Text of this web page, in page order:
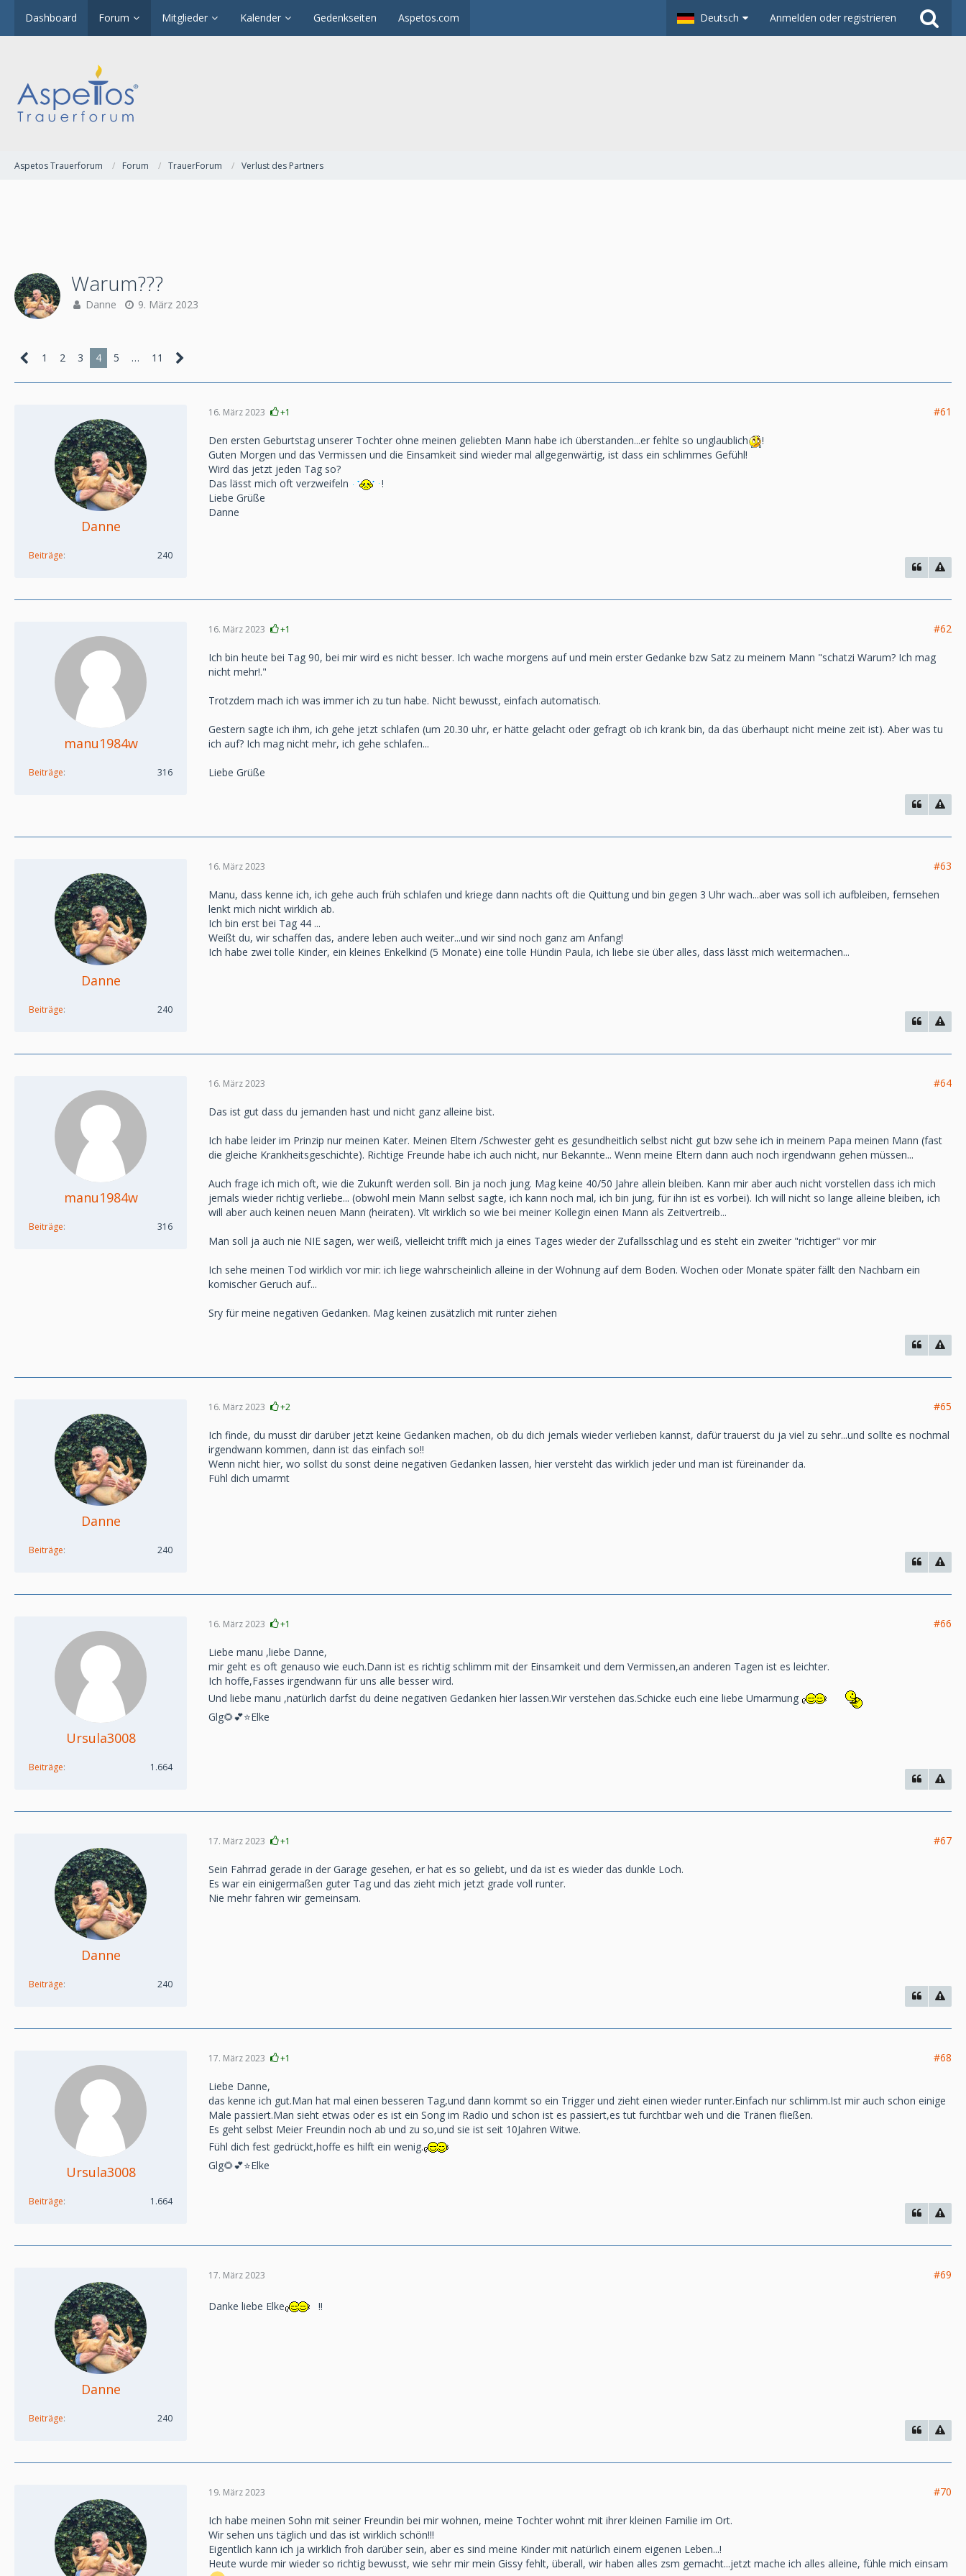
Dashboard Forum Mitglieder Kalender Gedenkseiten Aspetos.com Deutsch Anmelden oder registrieren
Aspetos Trauerforum Forum TrauerForum Verlust des Partners
Warum???
Danne 9. März 2023
1 2 3 4 5 … 11
Danne
Beiträge 240
16. März 2023 +1 #61
Den ersten Geburtstag unserer Tochter ohne meinen geliebten Mann habe ich überstanden...er fehlte so unglaublich
!
Guten Morgen und das Vermissen und die Einsamkeit sind wieder mal allgegenwärtig, ist dass ein schlimmes Gefühl!
Wird das jetzt jeden Tag so?
Das lässt mich oft verzweifeln
!
Liebe Grüße
Danne
manu1984w
Beiträge 316
16. März 2023 +1 #62
Ich bin heute bei Tag 90, bei mir wird es nicht besser. Ich wache morgens auf und mein erster Gedanke bzw Satz zu meinem Mann "schatzi Warum? Ich mag
nicht mehr!."
Trotzdem mach ich was immer ich zu tun habe. Nicht bewusst, einfach automatisch.
Gestern sagte ich ihm, ich gehe jetzt schlafen (um 20.30 uhr, er hätte gelacht oder gefragt ob ich krank bin, da das überhaupt nicht meine zeit ist). Aber was tu
ich auf? Ich mag nicht mehr, ich gehe schlafen...
Liebe Grüße
Danne
Beiträge 240
16. März 2023 #63
Manu, dass kenne ich, ich gehe auch früh schlafen und kriege dann nachts oft die Quittung und bin gegen 3 Uhr wach...aber was soll ich aufbleiben, fernsehen
lenkt mich nicht wirklich ab.
Ich bin erst bei Tag 44 ...
Weißt du, wir schaffen das, andere leben auch weiter...und wir sind noch ganz am Anfang!
Ich habe zwei tolle Kinder, ein kleines Enkelkind (5 Monate) eine tolle Hündin Paula, ich liebe sie über alles, dass lässt mich weitermachen...
manu1984w
Beiträge 316
16. März 2023 #64
Das ist gut dass du jemanden hast und nicht ganz alleine bist.
Ich habe leider im Prinzip nur meinen Kater. Meinen Eltern /Schwester geht es gesundheitlich selbst nicht gut bzw sehe ich in meinem Papa meinen Mann (fast
die gleiche Krankheitsgeschichte). Richtige Freunde habe ich auch nicht, nur Bekannte... Wenn meine Eltern dann auch noch irgendwann gehen müssen...
Auch frage ich mich oft, wie die Zukunft werden soll. Bin ja noch jung. Mag keine 40/50 Jahre allein bleiben. Kann mir aber auch nicht vorstellen dass ich mich
jemals wieder richtig verliebe... (obwohl mein Mann selbst sagte, ich kann noch mal, ich bin jung, für ihn ist es vorbei). Ich will nicht so lange alleine bleiben, ich
will aber auch keinen neuen Mann (heiraten). Vlt wirklich so wie bei meiner Kollegin einen Mann als Zeitvertreib...
Man soll ja auch nie NIE sagen, wer weiß, vielleicht trifft mich ja eines Tages wieder der Zufallsschlag und es steht ein zweiter "richtiger" vor mir
Ich sehe meinen Tod wirklich vor mir: ich liege wahrscheinlich alleine in der Wohnung auf dem Boden. Wochen oder Monate später fällt den Nachbarn ein
komischer Geruch auf...
Sry für meine negativen Gedanken. Mag keinen zusätzlich mit runter ziehen
Danne
Beiträge 240
16. März 2023 +2 #65
Ich finde, du musst dir darüber jetzt keine Gedanken machen, ob du dich jemals wieder verlieben kannst, dafür trauerst du ja viel zu sehr...und sollte es nochmal
irgendwann kommen, dann ist das einfach so!!
Wenn nicht hier, wo sollst du sonst deine negativen Gedanken lassen, hier versteht das wirklich jeder und man ist füreinander da.
Fühl dich umarmt
Ursula3008
Beiträge 1.664
16. März 2023 +1 #66
Liebe manu ,liebe Danne,
mir geht es oft genauso wie euch.Dann ist es richtig schlimm mit der Einsamkeit und dem Vermissen,an anderen Tagen ist es leichter.
Ich hoffe,Fasses irgendwann für uns alle besser wird.
Und liebe manu ,natürlich darfst du deine negativen Gedanken hier lassen.Wir verstehen das.Schicke euch eine liebe Umarmung
Glg🌻💕⭐️Elke
Danne
Beiträge 240
17. März 2023 +1 #67
Sein Fahrrad gerade in der Garage gesehen, er hat es so geliebt, und da ist es wieder das dunkle Loch.
Es war ein einigermaßen guter Tag und das zieht mich jetzt grade voll runter.
Nie mehr fahren wir gemeinsam.
Ursula3008
Beiträge 1.664
17. März 2023 +1 #68
Liebe Danne,
das kenne ich gut.Man hat mal einen besseren Tag,und dann kommt so ein Trigger und zieht einen wieder runter.Einfach nur schlimm.Ist mir auch schon einige
Male passiert.Man sieht etwas oder es ist ein Song im Radio und schon ist es passiert,es tut furchtbar weh und die Tränen fließen.
Es geht selbst Meier Freundin noch ab und zu so,und sie ist seit 10Jahren Witwe.
Fühl dich fest gedrückt,hoffe es hilft ein wenig.
Glg🌻💕⭐️Elke
Danne
Beiträge 240
17. März 2023 #69
Danke liebe Elke !!
19. März 2023 #70
Ich habe meinen Sohn mit seiner Freundin bei mir wohnen, meine Tochter wohnt mit ihrer kleinen Familie im Ort.
Wir sehen uns täglich und das ist wirklich schön!!!
Eigentlich kann ich ja wirklich froh darüber sein, aber es sind meine Kinder mit natürlich einem eigenen Leben...!
Heute wurde mir wieder so richtig bewusst, wie sehr mir mein Gissy fehlt, überall, wir haben alles zsm gemacht...jetzt mache ich alles alleine, fühle mich einsam